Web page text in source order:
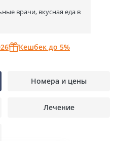
врачи, вкусная еда в
Кешбек до 5%
Номера и цены
Лечение